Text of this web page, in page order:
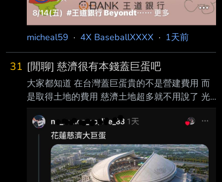
micheal59 · 4X BaseballXXXX · 1天前
31 [閒聊] 慈濟很有本錢蓋巨蛋吧
大家都知道 在台灣蓋巨蛋貴的不是營建費用 而
是取得土地的費用 慈濟土地超多就不用說了 光
是花蓮的土地就可以蓋N座巨蛋了 另外 慈濟在
內湖區大湖公園對面 有一大片土地 當時想要蓋
精舍結果被抗議 所以後來不了了之 現在拿那那
塊地出來蓋巨蛋 應該反彈力道比蓋精舍小吧 慈
濟洗白是不是就靠這次了 --